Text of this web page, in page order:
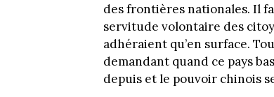
des frontières nationales. Il
servitude volontaire des
adhéraient qu’en surface.
demandant quand ce pays
depuis et le pouvoir chinois